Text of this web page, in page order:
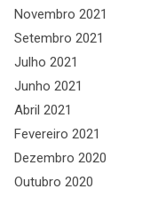
Novembro 2021
Setembro 2021
Julho 2021
Junho 2021
Abril 2021
Fevereiro 2021
Dezembro 2020
Outubro 2020